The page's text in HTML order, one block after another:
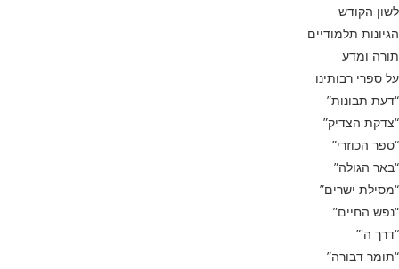
לשון הקודש
הגיונות תלמודיים
תורה ומדע
על ספרי רבותינו
“דעת תבונות”
“צדקת הצדיק”
“ספר הכוזרי”
“באר הגולה”
“מסילת ישרים”
“נפש החיים”
“דרך ה'”
“תומר דבורה”